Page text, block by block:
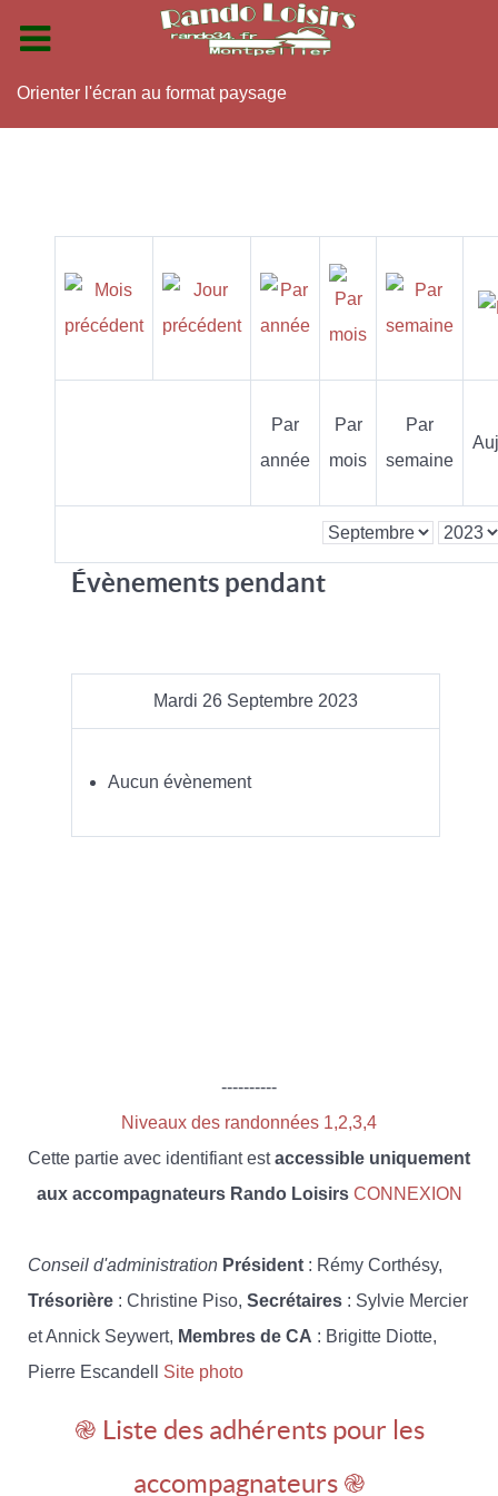
Orienter l'écran au format paysage
Par
année
Par
mois
Par
semaine
Évènements pendant
Mardi 26 Septembre 2023
Aucun évènement
----------
Niveaux des randonnées 1,2,3,4
Cette partie avec identifiant estaccessible uniquement
aux accompagnateurs Rando Loisirs CONNEXION
Conseil d'administration Président : Rémy Corthésy,
Trésorière : Christine Piso, Secrétaires : Sylvie Mercier
et Annick Seywert, Membres de CA : Brigitte Diotte,
Pierre Escandell Site photo
֎ Liste des adhérents pour les
accompagnateurs ֎